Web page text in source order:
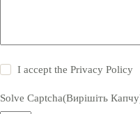
I accept thePrivacy Policy
Solve Captcha(Вирішіть